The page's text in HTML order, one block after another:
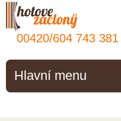
00420/604 743 381
Hlavní menu